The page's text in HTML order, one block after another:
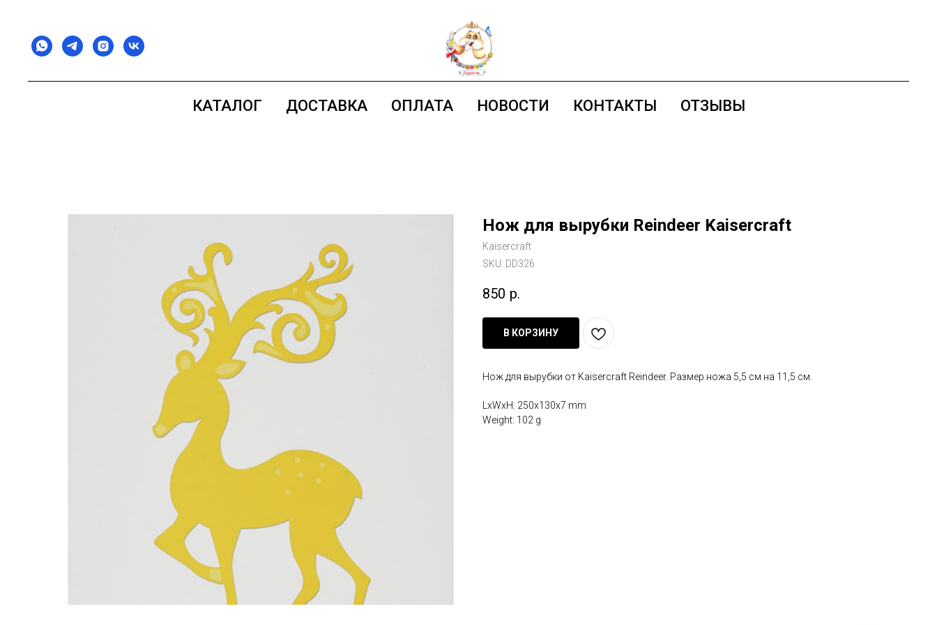
КАТАЛОГ ДОСТАВКА ОПЛАТА НОВОСТИ КОНТАКТЫ ОТЗЫВЫ
Нож для вырубки Reindeer Kaisercraft
Kaisercraft
SKU: DD326
850 р.
В КОРЗИНУ
Нож для вырубки от Kaisercraft Reindeer. Размер ножа 5,5 см на 11,5 см.
LxWxH: 250x130x7 mm
Weight: 102 g